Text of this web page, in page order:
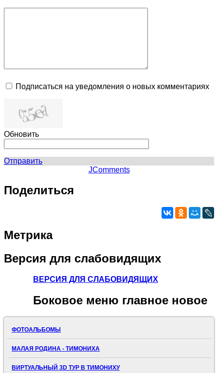
Подписаться на уведомления о новых комментариях
Обновить
Отправить
JComments
Поделиться
Метрика
Версия для слабовидящих
ВЕРСИЯ ДЛЯ СЛАБОВИДЯЩИХ
Боковое меню главное новое
ФОТОАЛЬБОМЫ
МАЛАЯ РОДИНА - ТИМОНИХА
ВИРТУАЛЬНЫЙ 3D ТУР В ТИМОНИХУ